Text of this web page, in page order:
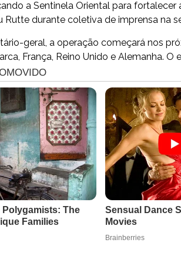
a Sentinela Oriental para
Rutte durante coletiva de imprensa na
geral, a operação começará nos
França, Reino Unido e Alemanha.